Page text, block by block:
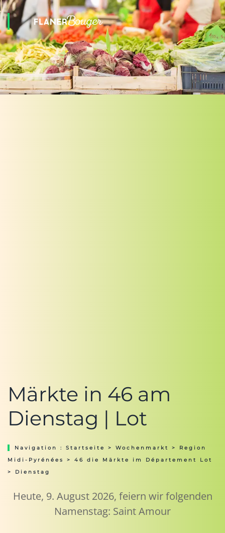
Märkte in 46 am
Dienstag | Lot
Navigation : Startseite > Wochenmarkt > Region
Midi-Pyrénées
> 46 die Märkte im Département Lot
> Dienstag
Heute, 9. August 2026, feiern wir folgenden
Namenstag: Saint Amour